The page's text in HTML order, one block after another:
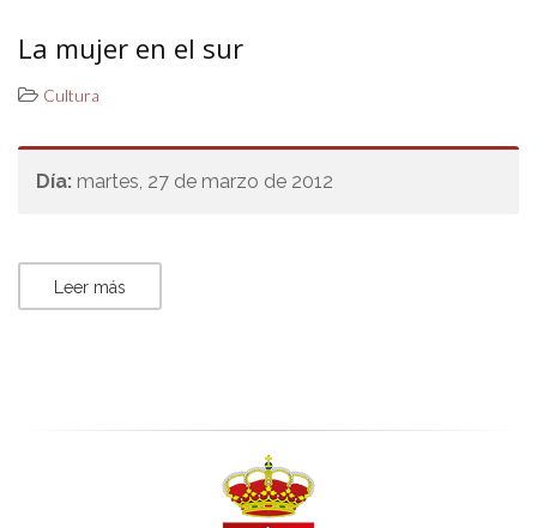
La mujer en el sur
Cultura
Día: martes, 27 de marzo de 2012
Leer más